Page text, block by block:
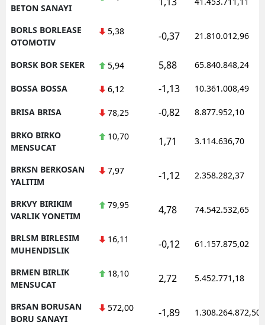
BETON SANAYI
BORLS BORLEASE
OTOMOTIV
5,38 -0,37 21.810.012,96
BORSK BOR SEKER 5,94 5,88 65.840.848,24
BOSSA BOSSA 6,12 -1,13 10.361.008,49
BRISA BRISA 78,25 -0,82 8.877.952,10
BRKO BIRKO
MENSUCAT
10,70 1,71 3.114.636,70
BRKSN BERKOSAN
YALITIM
7,97 -1,12 2.358.282,37
BRKVY BIRIKIM
VARLIK YONETIM
79,95 4,78 74.542.532,65
BRLSM BIRLESIM
MUHENDISLIK
16,11 -0,12 61.157.875,02
BRMEN BIRLIK
MENSUCAT
18,10 2,72 5.452.771,18
BRSAN BORUSAN
BORU SANAYI
572,00 -1,89 1.308.264.872,50